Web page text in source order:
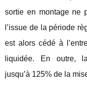
sortie en montage ne
l’issue de la période
est alors cédé à
liquidée. En outre,
jusqu’à 125% de la